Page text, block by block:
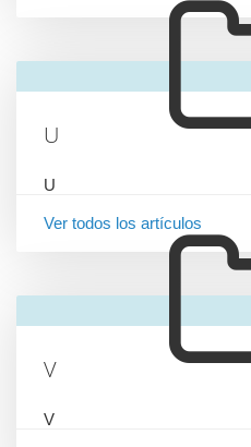
U
U
Ver todos los artículos
V
V